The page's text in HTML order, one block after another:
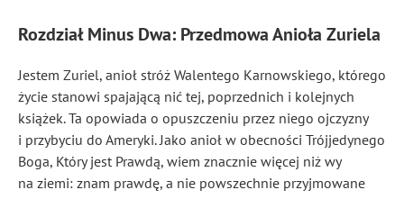
Rozdział Minus Dwa: Przedmowa Anioła Zuriela
Jestem Zuriel, anioł stróż Walentego Karnowskiego, którego
życie stanowi spajającą nić tej, poprzednich i kolejnych
książek. Ta opowiada o opuszczeniu przez niego ojczyzny
i przybyciu do Ameryki. Jako anioł w obecności Trójjedynego
Boga, Który jest Prawdą, wiem znacznie więcej niż wy
na ziemi: znam prawdę, a nie powszechnie przyjmowane